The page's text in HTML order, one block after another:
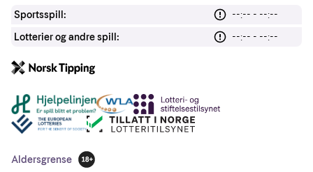
Sportsspill:
--:-- - --:--
Lotterier og andre spill:
--:-- - --:--
Andre lenker
Aldersgrense
18 år